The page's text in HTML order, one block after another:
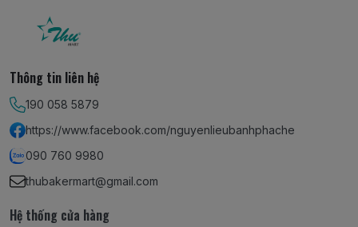
Thông tin liên hệ
190 058 5879
https://www.facebook.com/nguyenlieubanhphache
090 760 9980
thubakermart@gmail.com
Hệ thống cửa hàng